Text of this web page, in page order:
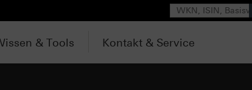
Suche
& Tools Kontakt & Service